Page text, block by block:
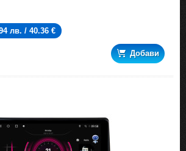
лв. / 40.36 €
Добави